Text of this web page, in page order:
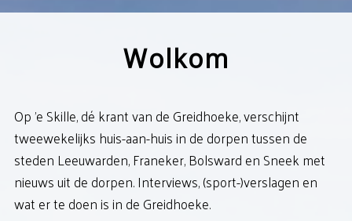
WOLKOM
ARGYF
FERSKININGSDATA
IT FAVORITE RESEPT
Wolkom
Op 'e Skille, dé krant van de Greidhoeke, verschijnt
tweewekelijks huis-aan-huis in de dorpen tussen de
steden Leeuwarden, Franeker, Bolsward en Sneek met
nieuws uit de dorpen. Interviews, (sport-)verslagen en
wat er te doen is in de Greidhoeke.